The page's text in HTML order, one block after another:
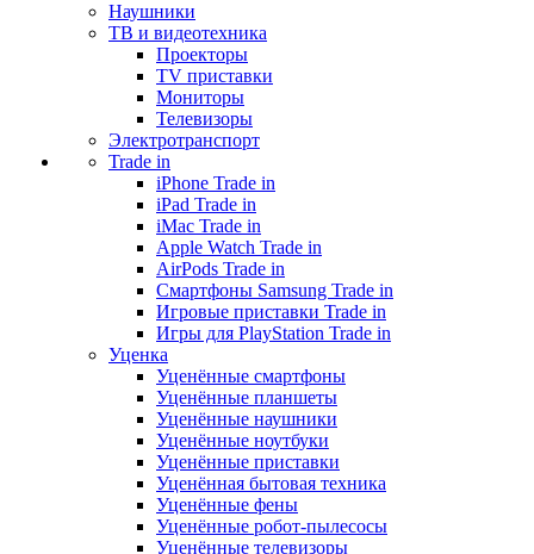
Наушники
ТВ и видеотехника
Проекторы
TV приставки
Мониторы
Телевизоры
Электротранспорт
Trade in
iPhone Trade in
iPad Trade in
iMac Trade in
Apple Watch Trade in
AirPods Trade in
Смартфоны Samsung Trade in
Игровые приставки Trade in
Игры для PlayStation Trade in
Уценка
Уценённые смартфоны
Уценённые планшеты
Уценённые наушники
Уценённые ноутбуки
Уценённые приставки
Уценённая бытовая техника
Уценённые фены
Уценённые робот-пылесосы
Уценённые телевизоры